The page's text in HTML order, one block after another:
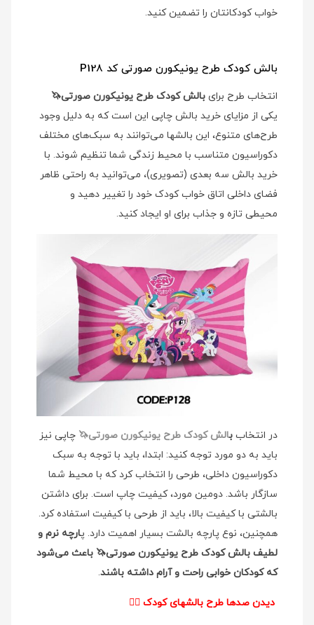
خواب کودکانتان را تضمین کنید.
بالش کودک طرح یونیکورن صورتی کد P128
انتخاب طرح برای بالش کودک طرح یونیکورن صورتی🦄
یکی از مزایای خرید بالش چاپی این است که به دلیل وجود
طرح‌های متنوع، این بالشها می‌توانند به سبک‌های مختلف
دکوراسیون متناسب با محیط زندگی شما تنظیم شوند. با
خرید بالش سه بعدی (تصویری)، می‌توانید به راحتی ظاهر
فضای داخلی اتاق خواب کودک خود را تغییر دهید و
محیطی تازه و جذاب برای او ایجاد کنید.
در انتخاب بالش کودک طرح یونیکورن صورتی🦄 چاپی نیز
باید به دو مورد توجه کنید: ابتدا، باید با توجه به سبک
دکوراسیون داخلی، طرحی را انتخاب کرد که با محیط شما
سازگار باشد. دومین مورد، کیفیت چاپ است. برای داشتن
بالشتی با کیفیت بالا، باید از طرحی با کیفیت استفاده کرد.
همچنین، نوع پارچه بالشت بسیار اهمیت دارد. پارچه نرم و
لطیف بالش کودک طرح یونیکورن صورتی🦄 باعث می‌شود
که کودکان خوابی راحت و آرام داشته باشند.
دیدن صدها طرح بالشهای کودک 👉🏻